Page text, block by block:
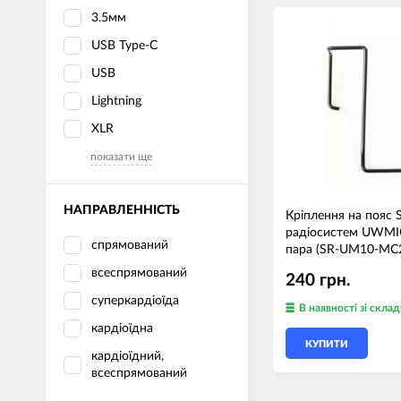
3.5мм
USB Type-C
USB
Lightning
XLR
показати ще
НАПРАВЛЕННІСТЬ
спрямований
всеспрямований
суперкардіоїда
кардіоїдна
кардіоїдний,
всеспрямований
Кріплення на пояс
радіосистем
пара (SR-UM10-
240 грн.
В наявності зі
КУПИТИ